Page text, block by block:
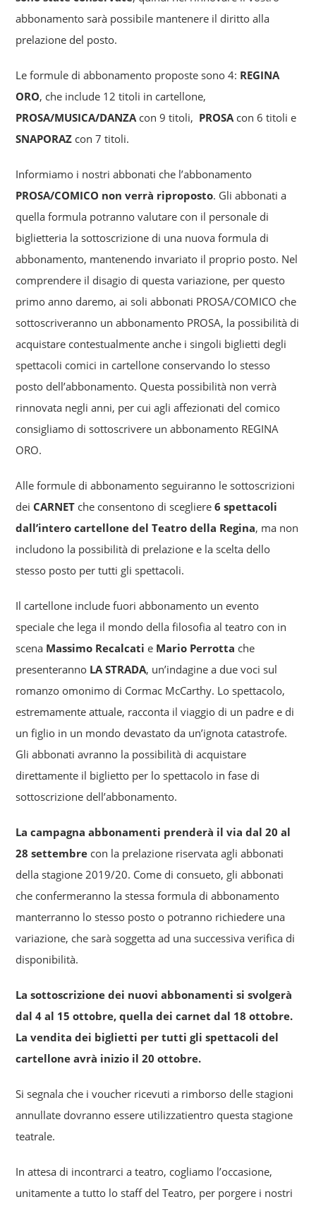
abbonamento sarà possibile mantenere il diritto alla
prelazione del posto.
Le formule di abbonamento proposte sono 4: REGINA
ORO, che include 12 titoli in cartellone,
PROSA/MUSICA/DANZAcon 9 titoli, PROSAcon 6 titoli e
SNAPORAZ con 7 titoli.
Informiamo i nostri abbonati che l’abbonamento
PROSA/COMICO non verrà riproposto. Gli abbonati a
quella formula potranno valutare con il personale di
biglietteria la sottoscrizione di una nuova formula di
abbonamento, mantenendo invariato il proprio posto. Nel
comprendere il disagio di questa variazione, per questo
primo anno daremo, ai soli abbonati PROSA/COMICO che
sottoscriveranno un abbonamento PROSA, la possibilità di
acquistare contestualmente anche i singoli biglietti degli
spettacoli comici in cartellone conservando lo stesso
posto dell’abbonamento. Questa possibilità non verrà
rinnovata negli anni, per cui agli affezionati del comico
consigliamo di sottoscrivere un abbonamento REGINA
ORO.
Alle formule di abbonamento seguiranno le sottoscrizioni
dei CARNET che consentono di scegliere6 spettacoli
dall’intero cartellone del Teatro della Regina, ma non
includono la possibilità di prelazione e la scelta dello
stesso posto per tutti gli spettacoli.
Il cartellone include fuori abbonamento un evento
speciale che lega il mondo della filosofia al teatro con in
scena Massimo Recalcati e Mario Perrotta che
presenteranno LA STRADA, un’indagine a due voci sul
romanzo omonimo di Cormac McCarthy. Lo spettacolo,
estremamente attuale, racconta il viaggio di un padre e di
un figlio in un mondo devastato da un’ignota catastrofe.
Gli abbonati avranno la possibilità di acquistare
direttamente il biglietto per lo spettacolo in fase di
sottoscrizione dell’abbonamento.
La campagna abbonamenti prenderà il via dal 20 al
28 settembre con la prelazione riservata agli abbonati
della stagione 2019/20. Come di consueto, gli abbonati
che confermeranno la stessa formula di abbonamento
manterranno lo stesso posto o potranno richiedere una
variazione, che sarà soggetta ad una successiva verifica di
disponibilità.
La sottoscrizione dei nuovi abbonamenti si svolgerà
dal 4 al 15 ottobre, quella dei carnet dal 18 ottobre.
La vendita dei biglietti per tutti gli spettacoli del
cartellone avrà inizio il 20 ottobre.
Si segnala che i voucher ricevuti a rimborso delle stagioni
annullate dovranno essere utilizzatientro questa stagione
teatrale.
In attesa di incontrarci a teatro, cogliamo l’occasione,
unitamente a tutto lo staff del Teatro, per porgere i nostri